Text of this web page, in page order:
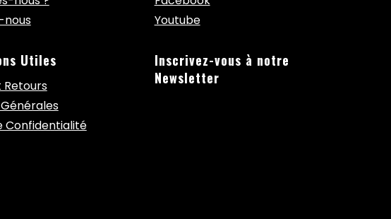
Utiles
Retours
Confidentialité
Youtube
Inscrivez-vous à notre
Newsletter